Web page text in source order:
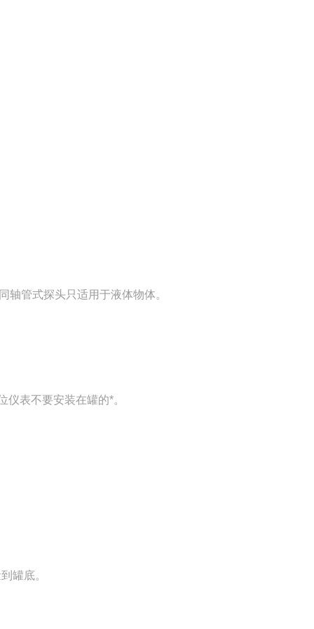
轴管式探头只适用于液体物体。
表不要安装在罐的*。
罐底。